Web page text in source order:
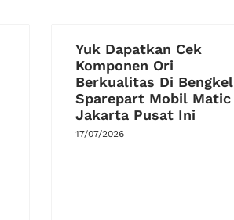
Yuk Dapatkan Cek
Komponen Ori
Berkualitas Di Bengkel
Sparepart Mobil Matic
Jakarta Pusat Ini
17/07/2026